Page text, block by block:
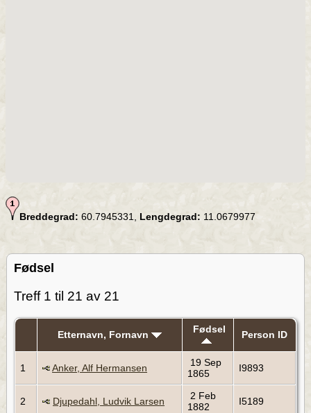
Breddegrad: 60.7945331, Lengdegrad: 11.0679977
Fødsel
Treff 1 til 21 av 21
Etternavn, Fornavn Fødsel Person ID
1 Anker, Alf Hermansen
19 Sep
1865
I9893
2 Djupedahl, Ludvik Larsen
2 Feb
1882
I5189